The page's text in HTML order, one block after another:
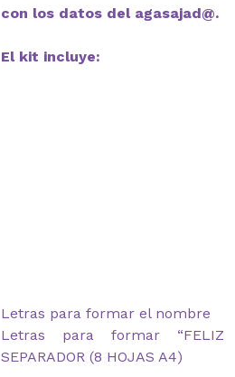
con los datos del agasajad@.
El kit incluye:
Letras para formar el nombre
Letras para formar “FELIZ
SEPARADOR (8 HOJAS A4)